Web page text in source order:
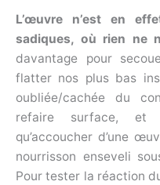
L’œuvre n’est en
sadiques, où rien ne
davantage pour
flatter nos plus bas
oubliée/cachée du
refaire surface, et
qu’accoucher d’une
nourrisson enseveli
Pour tester la réaction